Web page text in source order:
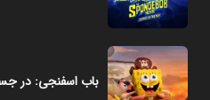
باب اسفنجی: در